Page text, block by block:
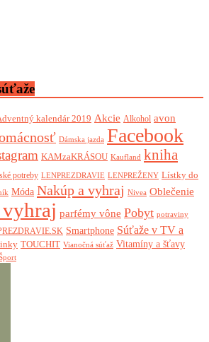
kalendár 2019 Akcie Alkohol avon
Dámska jazda Facebook
KAMzaKRÁSOU Kaufland kniha
potreby LENPREZDRAVIE LENPREŽENY Lístky do
Móda Nakúp a vyhraj Nivea Oblečenie
parfémy vône Pobyt potraviny
Smartphone Súťaže v TV a
TOUCHIT Vianočná súťaž Vitamíny a šťavy